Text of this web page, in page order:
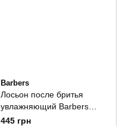
Barbers
Лосьон после бритья
увлажняющий Barbers
Manchester 250 мл
445 грн